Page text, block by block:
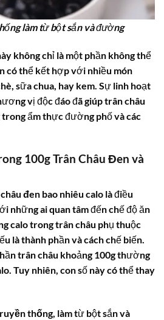
làm từ bột sắn và đường
không chỉ là một phần không thể
có thể kết hợp với nhiều món
sữa chua, hay kem. Sự linh hoạt
vị độc đáo đã giúp trân châu
ẩm thực đường phố và các
100g Trân Châu Đen và
đen bao nhiêu calo là điều
những ai quan tâm đến chế độ ăn
calo trong trân châu phụ thuộc
là thành phần và cách chế biến.
trân châu khoảng 100g thường
Tuy nhiên, con số này có thể thay
thống, làm từ bột sắn và